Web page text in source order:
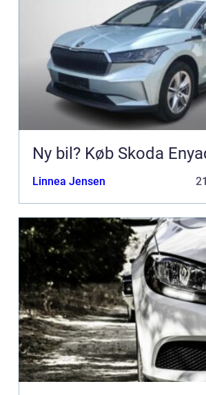
Ny bil? Køb Skoda
Linnea Jensen